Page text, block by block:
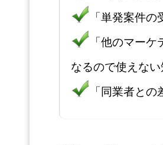
「単発案件
「他のマー
なるので使えない
「同業者と